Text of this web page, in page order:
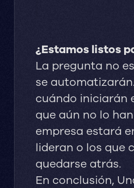
¿Estamos listos
La pregunta no
se
cuándo iniciarán
que aún no lo
empresa estará
lideran o los que
quedarse atrás.
En conclusión,